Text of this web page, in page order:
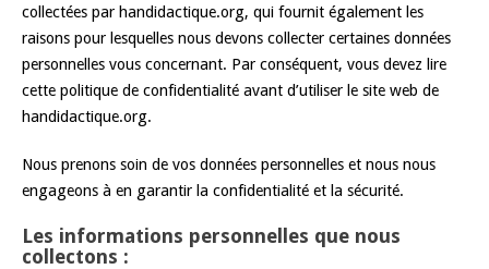
collectées par handidactique.org, qui fournit également les
raisons pour lesquelles nous devons collecter certaines données
personnelles vous concernant. Par conséquent, vous devez lire
cette politique de confidentialité avant d’utiliser le site web de
handidactique.org.
Nous prenons soin de vos données personnelles et nous nous
engageons à en garantir la confidentialité et la sécurité.
Les informations personnelles que nous
collectons :